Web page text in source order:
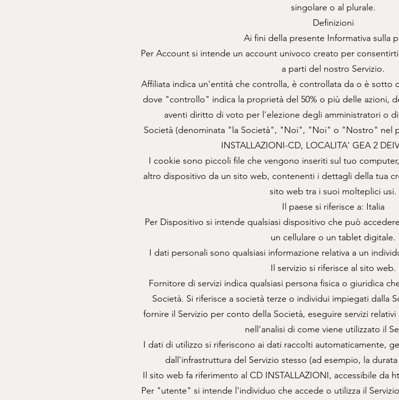
singolare o al plurale.
Definizioni
Ai fini della presente Informativa sulla
Per Account si intende un account univoco creato per
a parti del nostro Servizio.
Affiliata indica un'entità che controlla, è controllata da o è sotto
dove "controllo" indica la proprietà del 50% o più delle azioni,
aventi diritto di voto per l'elezione degli amministratori o
Società (denominata "la Società", "Noi", "Noi" o "Nostro" nel
INSTALLAZIONI-CD, LOCALITA' GEA 2
I cookie sono piccoli file che vengono inseriti sul tuo
altro dispositivo da un sito web, contenenti i dettagli della tua
sito web tra i suoi molteplici usi.
Il paese si riferisce a: Italia
Per Dispositivo si intende qualsiasi dispositivo che può
un cellulare o un tablet digitale.
I dati personali sono qualsiasi informazione relativa a un
Il servizio si riferisce al sito web.
Fornitore di servizi indica qualsiasi persona fisica o giuridica
Società. Si riferisce a società terze o individui impiegati dalla
fornire il Servizio per conto della Società, eseguire servizi relativi
nell'analisi di come viene utilizzato il
I dati di utilizzo si riferiscono ai dati raccolti automaticamente,
dall'infrastruttura del Servizio stesso (ad esempio, la
Il sito web fa riferimento al CD INSTALLAZIONI, accessibile da
Per "utente" si intende l'individuo che accede o utilizza il